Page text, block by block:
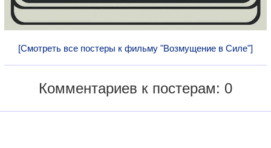
[Смотреть все постеры к фильму "Возмущение в Силе"]
Комментариев к постерам: 0